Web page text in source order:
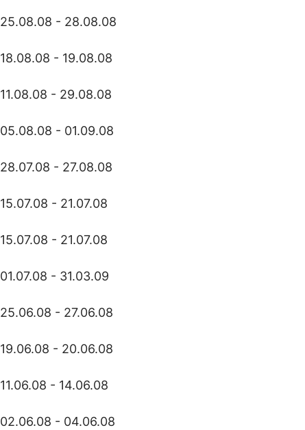
25.08.08 - 28.08.08
18.08.08 - 19.08.08
11.08.08 - 29.08.08
05.08.08 - 01.09.08
28.07.08 - 27.08.08
15.07.08 - 21.07.08
15.07.08 - 21.07.08
01.07.08 - 31.03.09
25.06.08 - 27.06.08
19.06.08 - 20.06.08
11.06.08 - 14.06.08
02.06.08 - 04.06.08